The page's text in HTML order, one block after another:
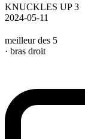
KNUCKLES UP 3
2024-05-11
meilleur des 5
· bras droit